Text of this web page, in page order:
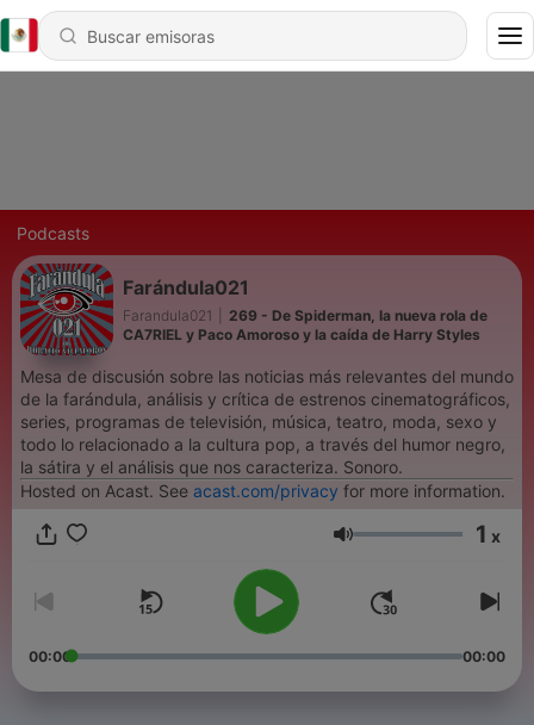
Podcasts
Farándula021
Farandula021
269 - De Spiderman, la nueva rola de
CA7RIEL y Paco Amoroso y la caída de Harry Styles
Mesa de discusión sobre las noticias más relevantes del mundo
de la farándula, análisis y crítica de estrenos cinematográficos,
series, programas de televisión, música, teatro, moda, sexo y
todo lo relacionado a la cultura pop, a través del humor negro,
la sátira y el análisis que nos caracteriza. Sonoro.
Hosted on Acast. See acast.com/privacy for more information.
Volumen 1 x
00:00 00:00